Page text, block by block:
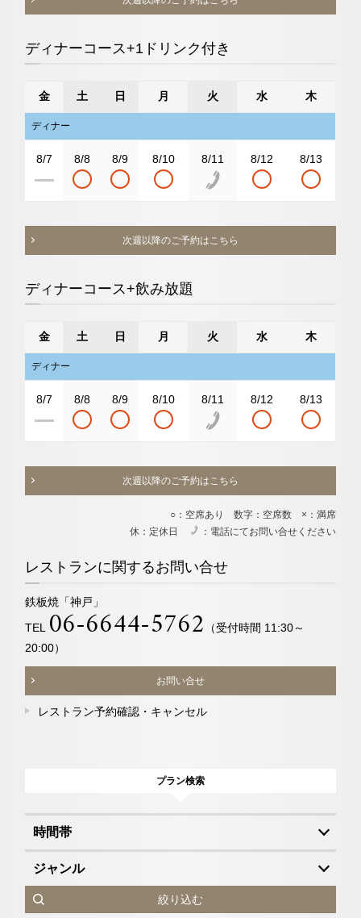
ディナーコース+1ドリンク付き
金 土 日 月 火 水 木
ディナー
8/7 8/8 8/9 8/10 8/11 8/12 8/13
次週以降のご予約はこちら
ディナーコース+飲み放題
金 土 日 月 火 水 木
ディナー
8/7 8/8 8/9 8/10 8/11 8/12 8/13
次週以降のご予約はこちら
○：空席あり 数字：空席数 ×：満席
休：定休日
：電話にてお問い合せください
レストランに関するお問い合せ
鉄板焼「神戸」
TEL
06-6644-5762
（受付時間 11:30～
20:00）
お問い合せ
レストラン予約確認・キャンセル
プラン検索
時間帯
ジャンル
絞り込む